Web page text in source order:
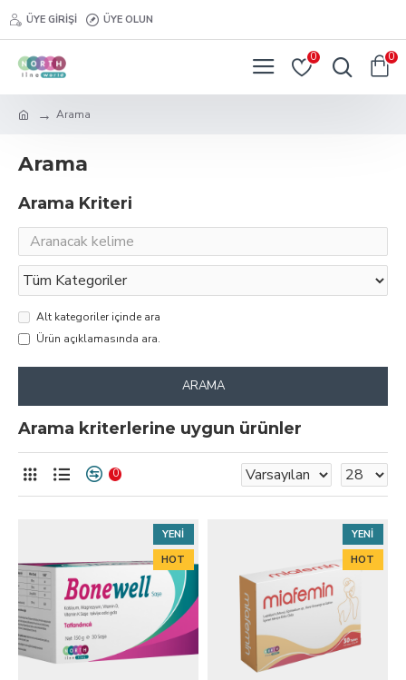
ÜYE GIRIŞI ÜYE OLUN
0 0
Arama
Arama
Arama Kriteri
Alt kategoriler içinde ara
Ürün açıklamasında ara.
ARAMA
Arama kriterlerine uygun ürünler
0
YENI
HOT
YENI
HOT